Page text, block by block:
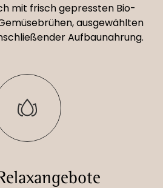
mit frisch gepressten Bio-
ausgewählten
Aufbaunahrung.